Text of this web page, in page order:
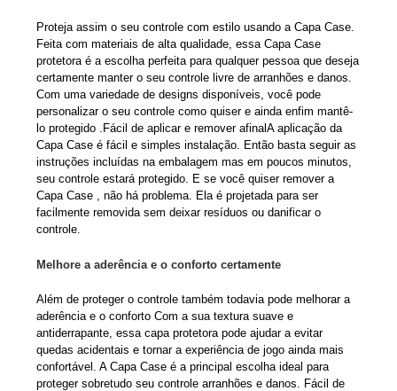
Proteja assim o seu controle com estilo usando a Capa Case.
Feita com materiais de alta qualidade, essa Capa Case
protetora é a escolha perfeita para qualquer pessoa que deseja
certamente manter o seu controle livre de arranhões e danos.
Com uma variedade de designs disponíveis, você pode
personalizar o seu controle como quiser e ainda enfim mantê-
lo protegido .
Fácil de aplicar e remover afinalA aplicação da
Capa Case é fácil e simples instalação. Então basta seguir as
instruções incluídas na embalagem mas em poucos minutos,
seu controle estará protegido. E se você quiser remover a
Capa Case , não há problema. Ela é projetada para ser
facilmente removida sem deixar resíduos ou danificar o
controle.
Melhore a aderência e o conforto certamente
Além de proteger o controle também todavia pode melhorar a
aderência e o conforto Com a sua textura suave e
antiderrapante, essa capa protetora pode ajudar a evitar
quedas acidentais e tornar a experiência de jogo ainda mais
confortável.A Capa Case é a principal escolha ideal para
proteger sobretudo seu controle arranhões e danos. Fácil de